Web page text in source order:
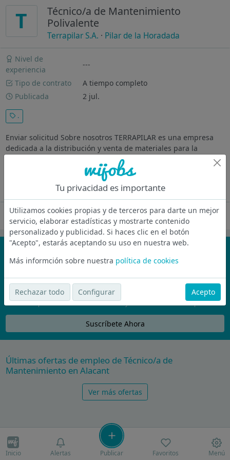
T
Técnico/a de Mantenimiento
Polivalente
Terrapilar S.A. · Pilar de la Horadada
Nivel de
experiencia
---
Tipo de contrato
A tiempo completo
Publicada
2 jul.
.
Enviar solicitud Sobre nosotros TERRAPILAR es una empresa
dedicada a la distribución y venta de materiales para la
construcción, con presencia comercial en las provincias de
Alicante y Murcia. Descripción del puesto Buscamos una
Oferta desactivada
¡No te pierdas nada!
Únete a la comunidad de wijobs y recibe por email las mejores
ofertas de empleo
Nunca compartiremos tu email con nadie y no te vamos a enviar spam
Suscríbete Ahora
Últimas ofertas de empleo de Técnico/a de
Mantenimiento en Alacant
Ver más ofertas
Inicio Alertas Publicar Favoritos Menú
Tu privacidad es importante
Utilizamos cookies propias y de terceros para darte un mejor
servicio, elaborar estadísticas y mostrarte contenido
personalizado y publicidad. Si haces clic en el botón
"Acepto", estarás aceptando su uso en nuestra web.
Más informción sobre nuestra política de cookies
Rechazar todo Configurar Acepto